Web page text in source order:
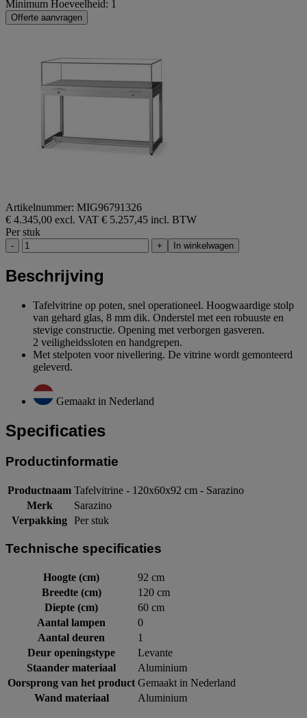
Minimum Hoeveelheid: 1
Offerte aanvragen
Artikelnummer: MIG96791326
€ 4.345,00 excl. VAT € 5.257,45 incl. BTW
Per stuk
- + In winkelwagen
Beschrijving
Tafelvitrine op poten, snel operationeel. Hoogwaardige stolp
van gehard glas, 8 mm dik. Onderstel met een robuuste en
stevige constructie. Opening met verborgen gasveren.
2 veiligheidssloten en handgrepen.
Met stelpoten voor nivellering. De vitrine wordt gemonteerd
geleverd.
Gemaakt in Nederland
Specificaties
Productinformatie
Productnaam Tafelvitrine - 120x60x92 cm - Sarazino
Merk
Sarazino
Verpakking Per stuk
Technische specificaties
Hoogte (cm)
92 cm
Breedte (cm)
120 cm
Diepte (cm)
60 cm
Aantal lampen
0
Aantal deuren
1
Deur openingstype
Levante
Staander materiaal
Aluminium
Oorsprong van het product Gemaakt in Nederland
Wand materiaal
Aluminium